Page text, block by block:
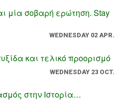
μία σοβαρή ερώτηση. Stay
WEDNESDAY 02 APR.
και τελικό προορισμό
WEDNESDAY 23 OCT.
στην Ιστορία…